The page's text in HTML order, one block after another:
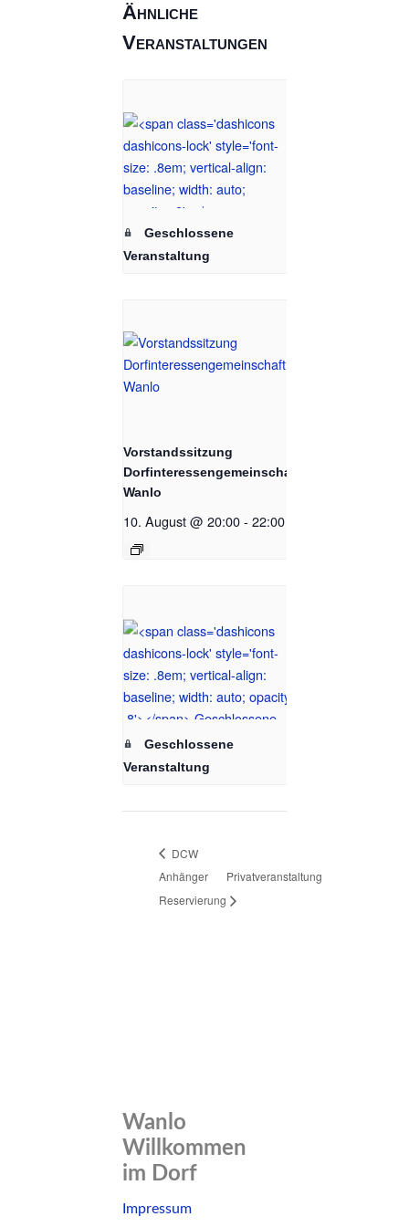
Ähnliche
Veranstaltungen
Geschlossene
Veranstaltung
Vorstandssitzung
Dorfinteressengemeinschaft
Wanlo
10. August @ 20:00 - 22:00
Geschlossene
Veranstaltung
DCW
Anhänger
Reservierung
Privatveranstaltung
Wanlo
Willkommen
im Dorf
Skip
Impressum